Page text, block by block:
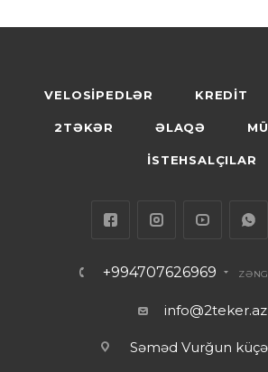
VELOSİPEDLƏR KREDİT
2TƏKƏR ƏLAQƏ
İSTEHSALÇILAR
+994707626969
info@2teker.az
Səməd Vurğun